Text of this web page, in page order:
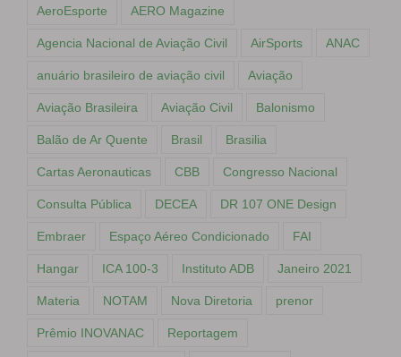
AeroEsporte AERO Magazine
Agencia Nacional de Aviação Civil AirSports ANAC
anuário brasileiro de aviação civil Aviação
Aviação Brasileira Aviação Civil Balonismo
Balão de Ar Quente Brasil Brasilia
Cartas Aeronauticas CBB Congresso Nacional
Consulta Pública DECEA DR 107 ONE Design
Embraer Espaço Aéreo Condicionado FAI
Hangar ICA 100-3 Instituto ADB Janeiro 2021
Materia NOTAM Nova Diretoria prenor
Prêmio INOVANAC Reportagem